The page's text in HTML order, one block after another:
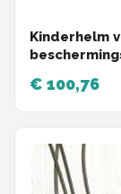
Kinderhelm
klimmen
certificering
€ 100,76